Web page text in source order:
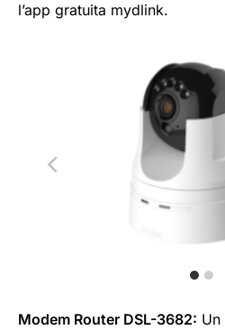
l’app gratuita mydlink.
Modem Router DSL-3682: Un